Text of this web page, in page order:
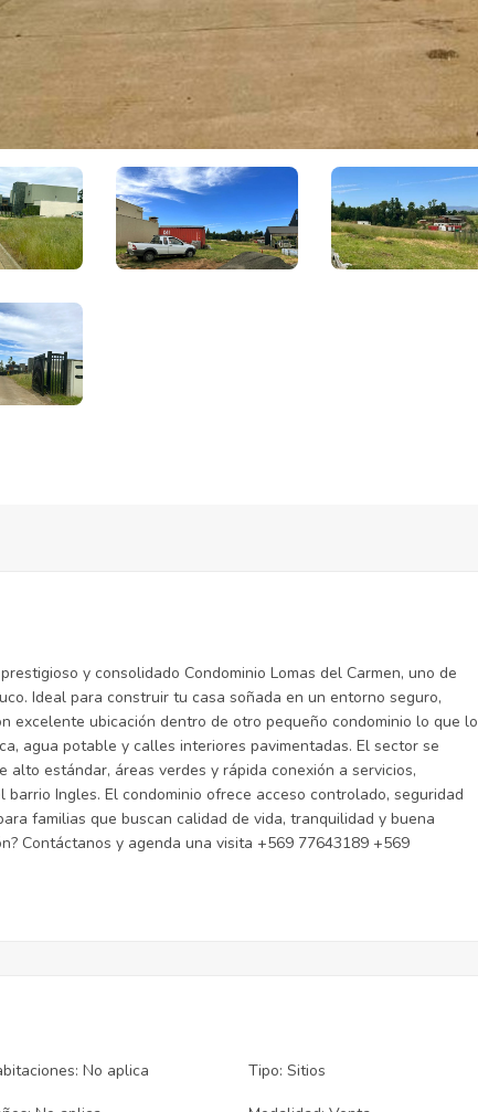
y consolidado Condominio Lomas del Carmen, uno de
Ideal para construir tu casa soñada en un entorno seguro,
excelente ubicación dentro de otro pequeño condominio lo que lo
agua potable y calles interiores pavimentadas. El sector se
alto estándar, áreas verdes y rápida conexión a servicios,
Ingles. El condominio ofrece acceso controlado, seguridad
familias que buscan calidad de vida, tranquilidad y buena
Contáctanos y agenda una visita +569 77643189 +569
No aplica Tipo: Sitios